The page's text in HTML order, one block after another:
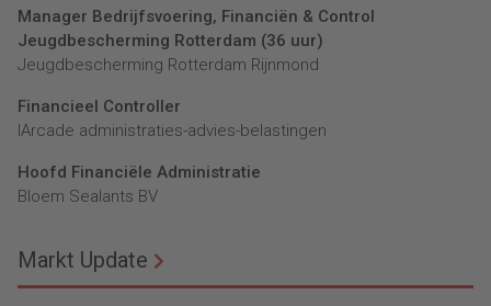
Manager Bedrijfsvoering, Financiën & Control
Jeugdbescherming Rotterdam (36 uur)
Jeugdbescherming Rotterdam Rijnmond
Financieel Controller
lArcade administraties-advies-belastingen
Hoofd Financiële Administratie
Bloem Sealants BV
Markt Update